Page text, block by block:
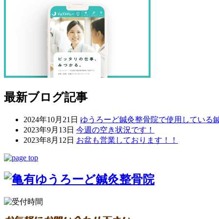
最新ブログ記事
2024年10月21日 ゆうろーど鍼灸整骨院で使用している
2023年9月13日 今週の空き状況です！
2023年8月12日 お盆も営業しております！！